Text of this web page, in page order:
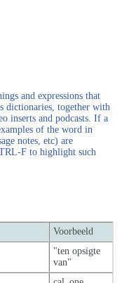
and expressions that
dictionaries, together with
inserts and podcasts. If a
of the word in
notes, etc) are
F to highlight such
Voorbeeld
"ten opsigte
van"